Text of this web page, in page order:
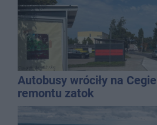
Autobusy wróciły na
remontu zatok